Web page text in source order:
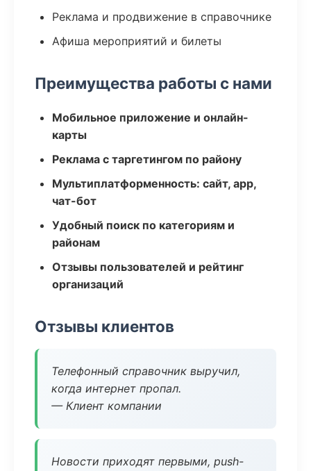
Реклама и продвижение в справочнике
Афиша мероприятий и билеты
Преимущества работы с нами
Мобильное приложение и онлайн-
карты
Реклама с таргетингом по району
Мультиплатформенность: сайт, app,
чат-бот
Удобный поиск по категориям и
районам
Отзывы пользователей и рейтинг
организаций
Отзывы клиентов
Телефонный справочник выручил,
когда интернет пропал.
— Клиент компании
Новости приходят первыми, push-